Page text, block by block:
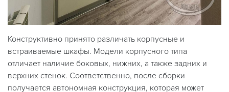
Конструктивно принято различать корпусные и
встраиваемые шкафы. Модели корпусного типа
отличает наличие боковых, нижних, а также задних и
верхних стенок. Соответственно, после сборки
получается автономная конструкция, которая может